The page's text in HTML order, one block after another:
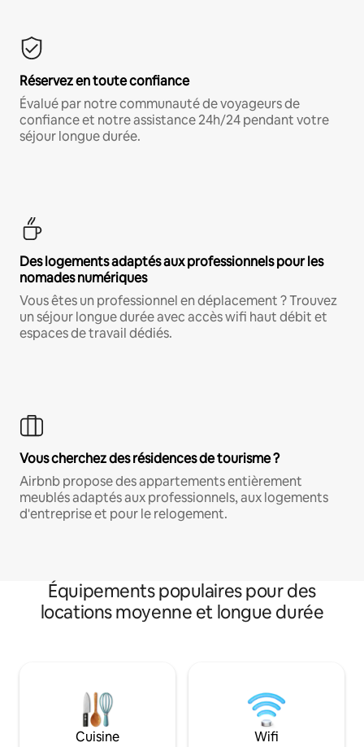
Réservez en toute confiance
Évalué par notre communauté de voyageurs de
confiance et notre assistance 24h/24 pendant votre
séjour longue durée.
Des logements adaptés aux professionnels pour les
nomades numériques
Vous êtes un professionnel en déplacement ? Trouvez
un séjour longue durée avec accès wifi haut débit et
espaces de travail dédiés.
Vous cherchez des résidences de tourisme ?
Airbnb propose des appartements entièrement
meublés adaptés aux professionnels, aux logements
d'entreprise et pour le relogement.
Équipements populaires pour des
locations moyenne et longue durée
Cuisine Wifi